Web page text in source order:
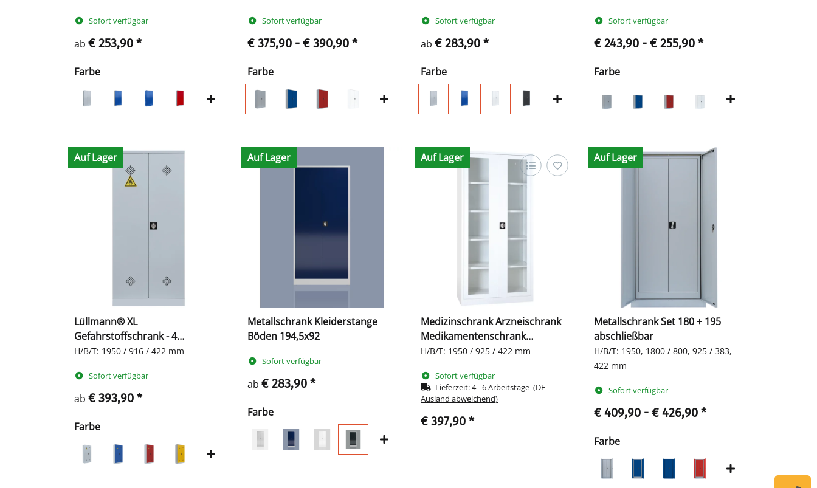
Sofort verfügbar
ab € 253,90 *
Farbe
Sofort verfügbar
€ 375,90 - € 390,90 *
Farbe
Sofort verfügbar
ab € 283,90 *
Farbe
Sofort verfügbar
€ 243,90 - € 255,90 *
Farbe
Auf Lager
Lüllmann® XL
Gefahrstoffschrank - 4
Wannenböden
H/B/T: 1950 / 916 / 422 mm
Sofort verfügbar
ab € 393,90 *
Farbe
Auf Lager
Metallschrank Kleiderstange
Böden 194,5x92
Sofort verfügbar
ab € 283,90 *
Farbe
Auf Lager
Medizinschrank Arzneischrank
Medikamentenschrank
Krankenhausschrank
H/B/T: 1950 / 925 / 422 mm
Sofort verfügbar
Lieferzeit:4 - 6 Arbeitstage(DE -
Ausland abweichend)
€ 397,90 *
Auf Lager
Metallschrank Set 180 + 195
abschließbar
H/B/T: 1950, 1800 / 800, 925 / 383,
422 mm
Sofort verfügbar
€ 409,90 - € 426,90 *
Farbe